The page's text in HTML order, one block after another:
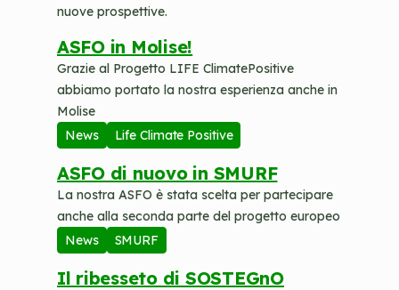
nuove prospettive.
ASFO in Molise!
Grazie al Progetto LIFE ClimatePositive
abbiamo portato la nostra esperienza anche in
Molise
News
Life Climate Positive
ASFO di nuovo in SMURF
La nostra ASFO è stata scelta per partecipare
anche alla seconda parte del progetto europeo
News
SMURF
Il ribesseto di SOSTEGnO